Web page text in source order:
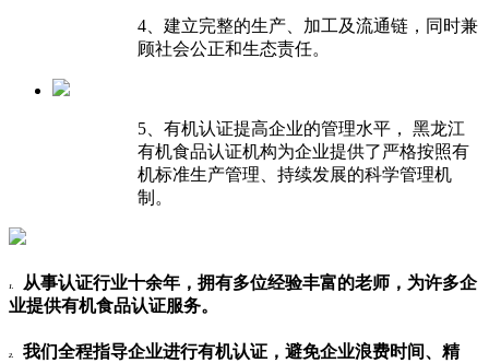
4、建立完整的生产、加工及流通链，同时兼
顾社会公正和生态责任。
5、有机认证提高企业的管理水平， 黑龙江
有机食品认证机构为企业提供了严格按照有
机标准生产管理、持续发展的科学管理机
制。
1.
从事认证行业十余年，拥有多位经验丰富的老师，为许多企
业提供有机食品认证服务。
2.
我们全程指导企业进行有机认证，避免企业浪费时间、精